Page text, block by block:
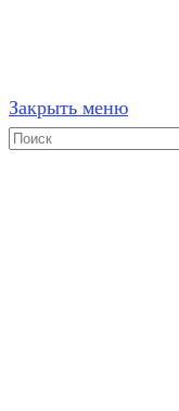
Закрыть меню